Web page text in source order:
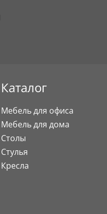
Каталог
Мебель для офиса
Мебель для дома
Столы
Стулья
Кресла